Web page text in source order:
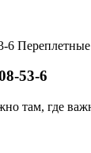
53-6
там, где